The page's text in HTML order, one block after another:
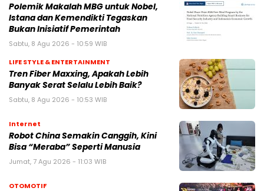
Polemik Makalah MBG untuk Nobel,
Istana dan Kemendikti Tegaskan
Bukan Inisiatif Pemerintah
Sabtu, 8 Agu 2026 - 10:59 WIB
LIFE STYLE & ENTERTAINMENT
Tren Fiber Maxxing, Apakah Lebih
Banyak Serat Selalu Lebih Baik?
Sabtu, 8 Agu 2026 - 10:53 WIB
Internet
Robot China Semakin Canggih, Kini
Bisa “Meraba” Seperti Manusia
Jumat, 7 Agu 2026 - 11:03 WIB
OTOMOTIF